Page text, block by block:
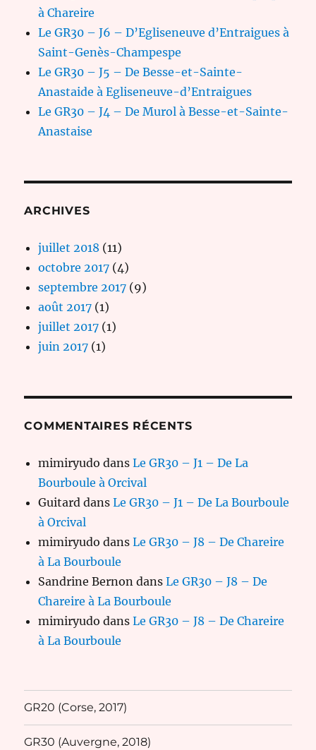
à Chareire
Le GR30 – J6 – D’Egliseneuve d’Entraigues à
Saint-Genès-Champespe
Le GR30 – J5 – De Besse-et-Sainte-
Anastaide à Egliseneuve-d’Entraigues
Le GR30 – J4 – De Murol à Besse-et-Sainte-
Anastaise
ARCHIVES
juillet 2018 (11)
octobre 2017 (4)
septembre 2017 (9)
août 2017 (1)
juillet 2017 (1)
juin 2017 (1)
COMMENTAIRES RÉCENTS
mimiryudo dansLe GR30 – J1 – De La
Bourboule à Orcival
Guitard dansLe GR30 – J1 – De La Bourboule
à Orcival
mimiryudo dansLe GR30 – J8 – De Chareire
à La Bourboule
Sandrine Bernon dansLe GR30 – J8 – De
Chareire à La Bourboule
mimiryudo dansLe GR30 – J8 – De Chareire
à La Bourboule
GR20 (Corse, 2017)
GR30 (Auvergne, 2018)